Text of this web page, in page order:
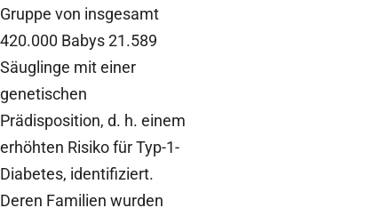
Gruppe von insgesamt
420.000 Babys 21.589
Säuglinge mit einer
genetischen
Prädisposition, d. h. einem
erhöhten Risiko für Typ-1-
Diabetes, identifiziert.
Deren Familien wurden